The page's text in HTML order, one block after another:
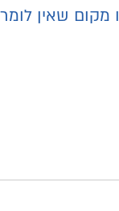
מקום שאין